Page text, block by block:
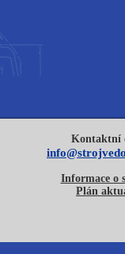
Kontaktní
Informace o
Plán